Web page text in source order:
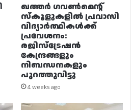
ഖത്തർ ഗവൺമെന്റ്
സ്കൂളുകളിൽ പ്രവാസി
വിദ്യാർത്ഥികൾക്ക്
പ്രവേശനം:
രജിസ്ട്രേഷൻ
കേന്ദ്രങ്ങളും
നിബന്ധനകളും
പുറത്തുവിട്ടു
4 weeks ago